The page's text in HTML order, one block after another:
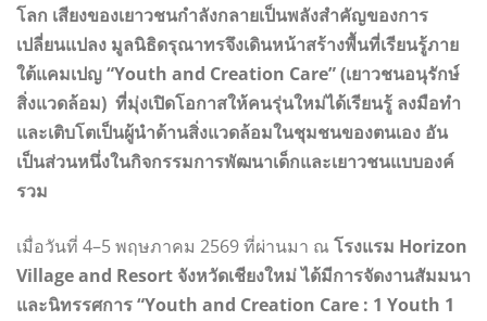
โลก เสียงของเยาวชนกำลังกลายเป็นพลังสำคัญของการ
เปลี่ยนแปลง มูลนิธิดรุณาทรจึงเดินหน้าสร้างพื้นที่เรียนรู้ภาย
ใต้แคมเปญ “Youth and Creation Care” (เยาวชนอนุรักษ์
สิ่งแวดล้อม) ที่มุ่งเปิดโอกาสให้คนรุ่นใหม่ได้เรียนรู้ ลงมือทำ
และเติบโตเป็นผู้นำด้านสิ่งแวดล้อมในชุมชนของตนเอง อัน
เป็นส่วนหนึ่งในกิจกรรมการพัฒนาเด็กและเยาวชนแบบองค์
รวม
เมื่อวันที่ 4–5 พฤษภาคม 2569 ที่ผ่านมา ณโรงแรม Horizon
Village and Resort จังหวัดเชียงใหม่ ได้มีการจัดงานสัมมนา
และนิทรรศการ “Youth and Creation Care : 1 Youth 1